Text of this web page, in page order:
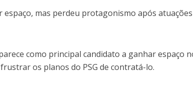
espaço, mas perdeu protagonismo após atuações
como principal candidato a ganhar espaço
os planos do PSG de contratá-lo.